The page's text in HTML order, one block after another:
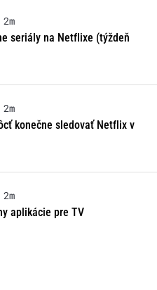
2m
seriály na Netflixe (týždeň
2m
konečne sledovať Netflix v
2m
aplikácie pre TV